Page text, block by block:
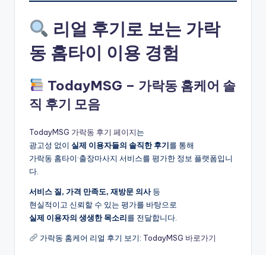
리얼 후기로 보는 가락
동 홈타이 이용 경험
TodayMSG – 가락동 홈케어 솔
직 후기 모음
TodayMSG 가락동 후기 페이지는
광고성 없이 실제 이용자들의 솔직한 후기를 통해
가락동 홈타이·출장마사지 서비스를 평가한 정보 플랫폼입니
다.
서비스 질, 가격 만족도, 재방문 의사등
현실적이고 신뢰할 수 있는 평가를 바탕으로
실제 이용자의 생생한 목소리를 전달합니다.
가락동 홈케어 리얼 후기 보기: TodayMSG 바로가기